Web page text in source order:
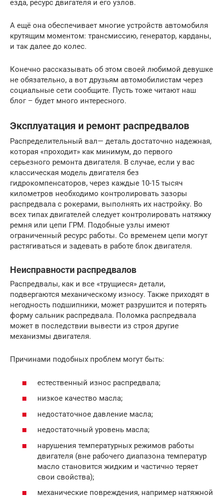
езда, ресурс двигателя и его узлов.
А ещё она обеспечивает многие устройств автомобиля
крутящим моментом: трансмиссию, генератор, карданы,
и так далее до колес.
Конечно рассказывать об этом своей любимой девушке
не обязательно, а вот друзьям автомобилистам через
социальные сети сообщите. Пусть тоже читают наш
блог – будет много интересного.
Эксплуатация и ремонт распредвалов
Распределительный вал— деталь достаточно надежная,
которая «проходит» как минимум, до первого
серьезного ремонта двигателя. В случае, если у вас
классическая модель двигателя без
гидрокомпенсаторов, через каждые 10-15 тысяч
километров необходимо контролировать зазоры
распредвала с рокерами, выполнять их настройку. Во
всех типах двигателей следует контролировать натяжку
ремня или цепи ГРМ. Подобные узлы имеют
ограниченный ресурс работы. Со временем цепи могут
растягиваться и задевать в работе блок двигателя.
Неисправности распредвалов
Распредвалы, как и все «трущиеся» детали,
подвергаются механическому износу. Также приходят в
негодность подшипники, может разрушится и потерять
форму сальник распредвала. Поломка распредвала
может в последствии вывести из строя другие
механизмы двигателя.
Причинами подобных проблем могут быть:
естественный износ распредвала;
низкое качество масла;
недостаточное давление масла;
недостаточный уровень масла;
нарушения температурных режимов работы
двигателя (вне рабочего диапазона температур
масло становится жидким и частично теряет
свои свойства);
механические повреждения, например натяжной